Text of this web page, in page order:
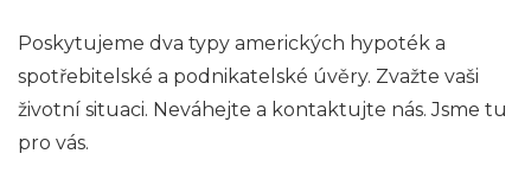
Poskytujeme dva typy amerických hypoték a
spotřebitelské a podnikatelské úvěry. Zvažte vaši
životní situaci. Neváhejte a kontaktujte nás. Jsme tu
pro vás.